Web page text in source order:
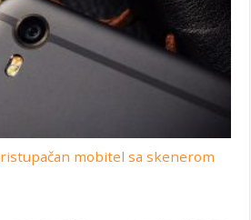
mobitel sa skenerom